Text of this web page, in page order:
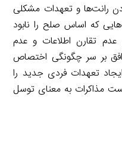
رانت‌ها و تعهدات مشکلی
که اساس صلح را نابود
تقارن اطلاعات و عدم
بر سر چگونگی اختصاص
تعهدات فردی جدید را
مذاکرات به معنای توسل